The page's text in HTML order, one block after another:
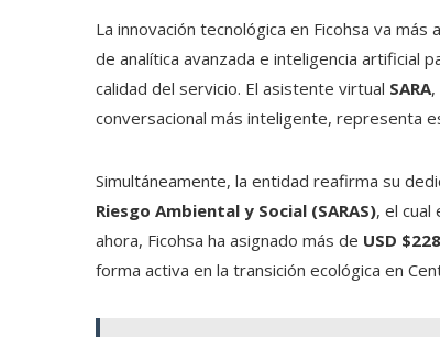
La innovación tecnológica en Ficohsa va
de analítica avanzada e inteligencia artificial
calidad del servicio. El asistente virtual SARA,
conversacional más inteligente, representa
Simultáneamente, la entidad reafirma su
Riesgo Ambiental y Social (SARAS), el
ahora, Ficohsa ha asignado más de USD
forma activa en la transición ecológica en